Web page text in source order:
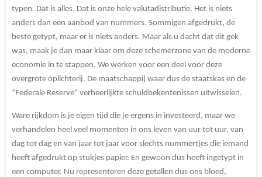
typen. Dat is alles. Dat is onze hele valutadistributie. Het is niets
anders dan een aanbod van nummers. Sommigen afgedrukt, de
beste getypt, maar er is niets anders. Maar als u dacht dat dit gek
was, maak je dan maar klaar om deze schemerzone van de moderne
economie in te stappen. We werken voor een deel voor deze
overgrote oplichterij. De maatschappij waar dus de staatskas en de
“Federale Reserve” verheerlijkte schuldbekentenissen uitwisselen.
Ware rijkdom is je eigen tijd die je ergens in investeerd, maar we
verhandelen heel veel momenten in ons leven van uur tot uur, van
dag tot dag en van jaar tot jaar voor slechts nummertjes die iemand
heeft afgedrukt op stukjes papier. En gewoon dus heeft ingetypt in
een computer. Nu representeren deze getallen dus ons bloed,